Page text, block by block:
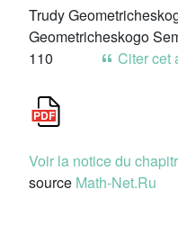
Trudy
Geometricheskogo
110
Citer cet
Voir la notice du
source Math-Net.Ru